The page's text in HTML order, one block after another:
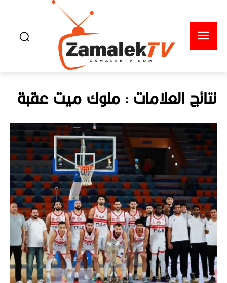
نتائج العلامات : ملوك ميت عقبة